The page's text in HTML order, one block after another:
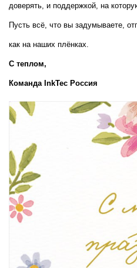
доверять, и поддержкой, на
Пусть всё, что вы задумываете,
как на наших плёнках.
С теплом,
Команда InkTec Россия